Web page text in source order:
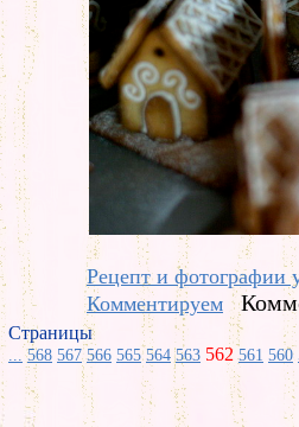
Рецепт и
Комментируем
Страницы
... 568 567 566 565 564 563 562 561 560